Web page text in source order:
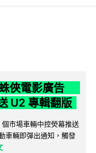
俠電影廣告
U2 專輯翻版
市場車輛中控熒幕推送
車輛即彈出通知，觸發